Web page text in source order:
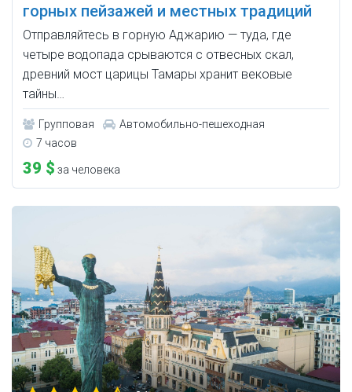
горных пейзажей и местных традиций
Отправляйтесь в горную Аджарию — туда, где
четыре водопада срываются с отвесных скал,
древний мост царицы Тамары хранит вековые
тайны…
Групповая
Автомобильно-пешеходная
7 часов
39 $ за человека